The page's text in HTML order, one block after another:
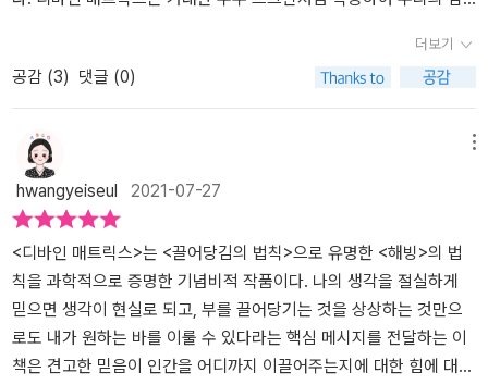
거’가 따로 있는 게 아니라는 사실을 이해하는 데서부터 시작한다. 사
적인 ‘의식’의 힘을 통해 삶의 시공을 뛰어넘는 영향을 끼친다. 우리들
각자의 선택이 모여 우리의 집단적인 현실이 되는 것이다. 이는 흥미
로우면서도 섬뜩한 발견이다. 다음 내용들을 포함한다. • 선한 소망과
기도가 이미 목적지에 도착해 있는 이유 • 우리가 생물학적 몸이나 물
리 법칙에 제한받지 않는 증거들 • 사랑하는 이와 멀리 떨어져 있어도
도움을 줄 수 있는 방법 • 우리 모두가 가진 즉각적인 치유의 힘 • 눈
을 감고도 시간과 공간 너머를 본 실제 사례와 원리 [3부] 디바인 매
트릭스가 보내는 메시지: 양자 의식으로 살고 사랑하고 치유하기 일
상의 삶 속에서 디바인 매트릭스가 어떤 의미와 영향력을 가지는지,
러 20세기 양자 물리학의 새로운 발견에 대한 설명이 추가된다. 2부
는 우주 만물이 지역에 관계없이 홀로그램적으로 연결되어 있는 우주
에서 살아간다는 것의 의미를 살펴본다. “여기는 이미 거기이며 과거
는 늘 현재에 있어 왔다”는 선문답 같은 이야기가 전개된다. 3부에
선 에너지 통일장 안에서 살아간다는 것의 의미와 이런 점이 우리 삶
에 끼치는 영향에 대해 실제적 측면에서 살펴보고 있다. 공시성과 우
연, 의도적 치유의 강력한 힘, 가장 친밀한 인간관계가 보여주는 진실
등의 사례를 통해, 유사한 경험이 우리 자신의 삶에서 무엇을 의미하
는지를 깨달을 수 있다고 한다. 우리 인간은 우리가 보는 모든 것의
일부로서 우리 자신과 세계 그리고 저 너머 차원과 끊임없이 대화를
주고받는 존재들이다. 가장 밀접한 관계가 있는 것은 인간과 자연, 생
태계이다. 팬더믹이 그 증거이다. 물리학자 존 휠러는 ‘참여하는 우
해 등)를 삶이라는 물리적 매체 안에 투사하여 우리가 실제로 볼 수
있게 해준다. 디바인 매트릭스에서는 예술가와 작품 사이의 구별이
사라진다. 우리는 캔버스이자 캔버스 위의 그림이다. 우리는 도구이
자 도구를 사용하는 예술가이다.우주의 양자 힘과 소통하는 것은 감
정의 언어이다. 디바인 매트릭스가 인식하는 언어는 바로 우리의 느
낌인 것이다. 특히 느낌이 현실이 된다는 믿음과 현실의 경계가 과학
적으로 증명하는 실험을 읽으며 이 책에 몰입하기 시작했다. 첫 번째
실험에서, 포포닌은 인간 DNA가 빛의 파동에 직접적 영향을 준다는
사실을 입증했다. 두 번째 실험에서 육군 과학자들은 우리가 DNA와
수백 킬로미터 떨어져 있든, 같은 방에 있든, 그 영향력은 똑같다는 사
실을 입증했다. 세 번째 실험에서 하트매스 연구자들은 인간의 감정
이 DNA에 직접적 영향을 준다는 사실을 입증했다. 따라서 인간의 감
더보기
공감 (3) 댓글 (0)
hwangyeiseul 2021-07-27
<디바인 매트릭스>는 <끌어당김의 법칙>으로 유명한 <해빙>의 법
칙을 과학적으로 증명한 기념비적 작품이다. 나의 생각을 절실하게
믿으면 생각이 현실로 되고, 부를 끌어당기는 것을 상상하는 것만으
로도 내가 원하는 바를 이룰 수 있다라는 핵심 메시지를 전달하는 이
책은 견고한 믿음이 인간을 어디까지 이끌어주는지에 대한 힘에 대해